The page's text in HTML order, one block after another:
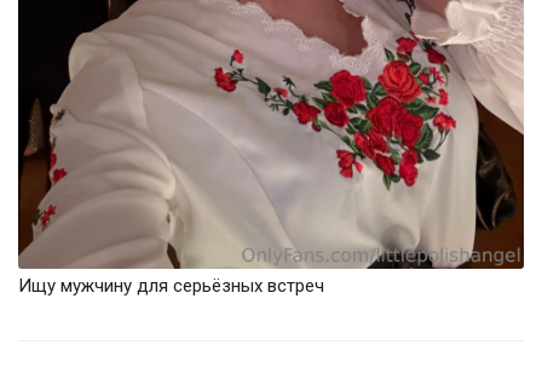
Ищу мужчину для серьёзных встреч